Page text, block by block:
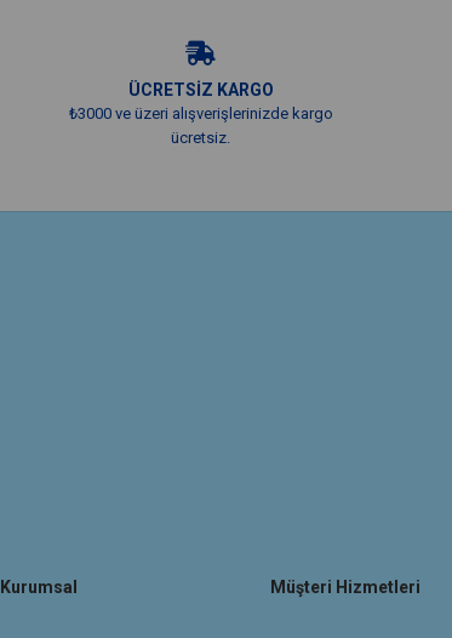
ÜCRETSİZ KARGO
₺3000 ve üzeri alışverişlerinizde kargo
ücretsiz.
Kurumsal Müşteri Hizmetleri